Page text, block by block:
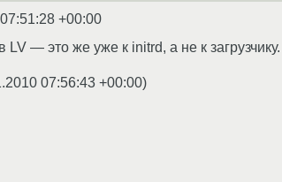
+00:00
LV — это же уже к initrd, а не к загрузчику.
07:56:43 +00:00)